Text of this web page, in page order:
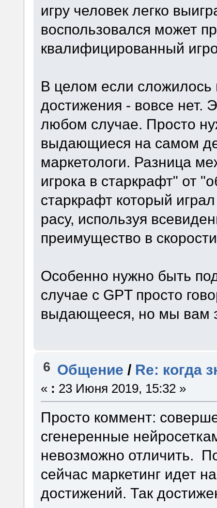
игру человек легко
воспользовался может
квалифицированный
В целом если сложилось
достижения - вовсе нет.
любом случае. Просто
выдающиеся на самом
маркетологи. Разница
игрока в старкрафт" от
старкрафт который
расу, используя
преимущество в
Особенно нужно быть
случае с GPT просто
выдающееся, но мы вам
6 Общение / Re: когда
« : 23 Июня 2019, 15:32 »
Просто коммент:
сгенеренные
невозможно отличить.
сейчас маркетинг идет
достижений. Так